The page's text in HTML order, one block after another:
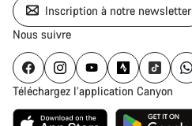
Inscription à notre newsletter
Nous suivre
Téléchargez l’application Canyon